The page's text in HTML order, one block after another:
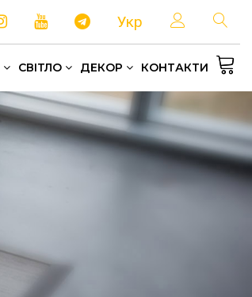
Укр
СВІТЛО ДЕКОР КОНТАКТИ